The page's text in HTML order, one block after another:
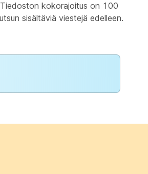
kokorajoitus on 100
sisältäviä viestejä edelleen.